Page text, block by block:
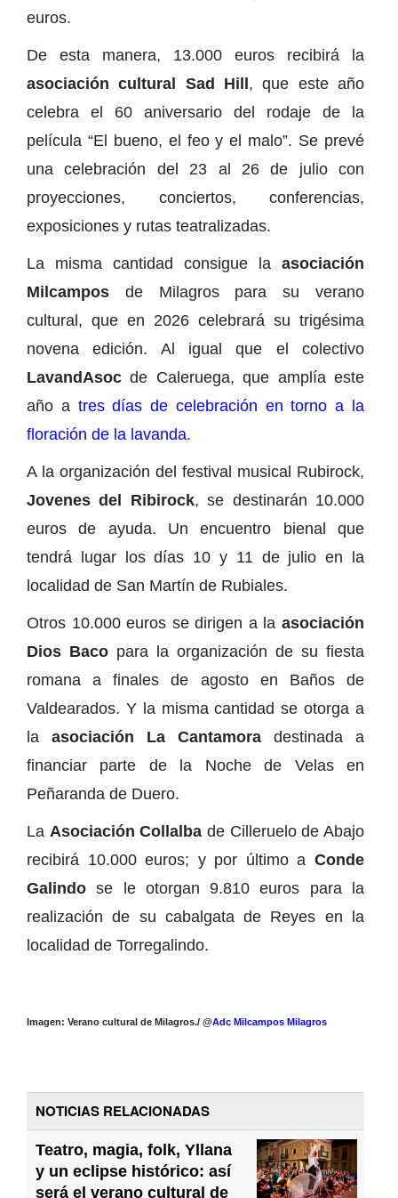
euros.
De esta manera, 13.000 euros recibirá la
asociación cultural Sad Hill, que este año
celebra el 60 aniversario del rodaje de la
película “El bueno, el feo y el malo”. Se prevé
una celebración del 23 al 26 de julio con
proyecciones, conciertos, conferencias,
exposiciones y rutas teatralizadas.
La misma cantidad consigue la asociación
Milcampos de Milagros para su verano
cultural, que en 2026 celebrará su trigésima
novena edición. Al igual que el colectivo
LavandAsoc de Caleruega, que amplía este
año a tres días de celebración en torno a la
floración de la lavanda.
A la organización del festival musical Rubirock,
Jovenes del Ribirock, se destinarán 10.000
euros de ayuda. Un encuentro bienal que
tendrá lugar los días 10 y 11 de julio en la
localidad de San Martín de Rubiales.
Otros 10.000 euros se dirigen a la asociación
Dios Baco para la organización de su fiesta
romana a finales de agosto en Baños de
Valdearados. Y la misma cantidad se otorga a
la asociación La Cantamora destinada a
financiar parte de la Noche de Velas en
Peñaranda de Duero.
La Asociación Collalba de Cilleruelo de Abajo
recibirá 10.000 euros; y por último a Conde
Galindo se le otorgan 9.810 euros para la
realización de su cabalgata de Reyes en la
localidad de Torregalindo.
Imagen: Verano cultural de Milagros./ @Adc Milcampos Milagros
NOTICIAS RELACIONADAS
Teatro, magia, folk, Yllana
y un eclipse histórico: así
será el verano cultural de